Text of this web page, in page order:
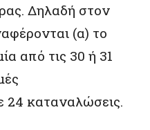
Δηλαδή στον
(α) το
από τις 30 ή 31
24 καταναλώσεις.